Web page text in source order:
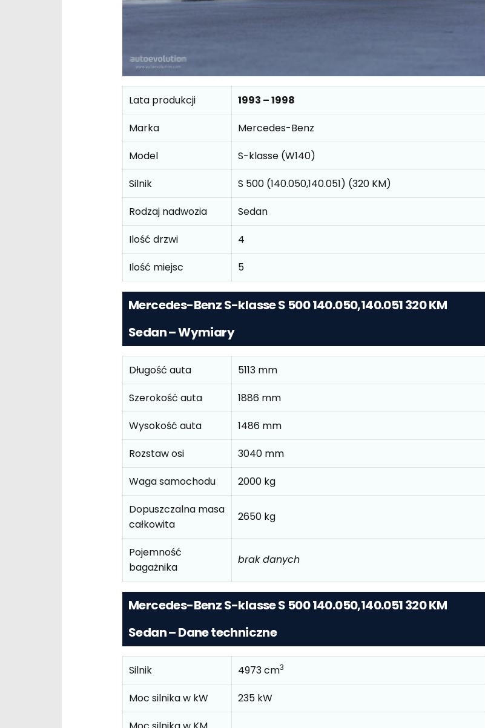
Lata produkcji
1993 – 1998
Marka
Mercedes-Benz
Model
S-klasse (W140)
Silnik
S 500 (140.050,140.051) (320 KM)
Rodzaj nadwozia
Sedan
Ilość drzwi
4
Ilość miejsc
5
Mercedes-Benz S-klasse S 500 140.050,140.051 320 KM
Sedan – Wymiary
Długość auta
5113 mm
Szerokość auta
1886 mm
Wysokość auta
1486 mm
Rozstaw osi
3040 mm
Waga samochodu
2000 kg
Dopuszczalna masa
całkowita
2650 kg
Pojemność
bagażnika
brak danych
Mercedes-Benz S-klasse S 500 140.050,140.051 320 KM
Sedan – Dane techniczne
Silnik 4973 cm3
Moc silnika w kW
235 kW